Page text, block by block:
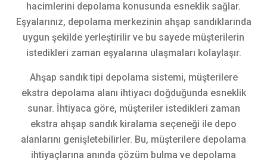
hacimlerini depolama konusunda esneklik sağlar.
Eşyalarınız, depolama merkezinin ahşap sandıklarında
uygun şekilde yerleştirilir ve bu sayede müşterilerin
istedikleri zaman eşyalarına ulaşmaları kolaylaşır.
Ahşap sandık tipi depolama sistemi, müşterilere
ekstra depolama alanı ihtiyacı doğduğunda esneklik
sunar. İhtiyaca göre, müşteriler istedikleri zaman
ekstra ahşap sandık kiralama seçeneği ile depo
alanlarını genişletebilirler. Bu, müşterilere depolama
ihtiyaçlarına anında çözüm bulma ve depolama